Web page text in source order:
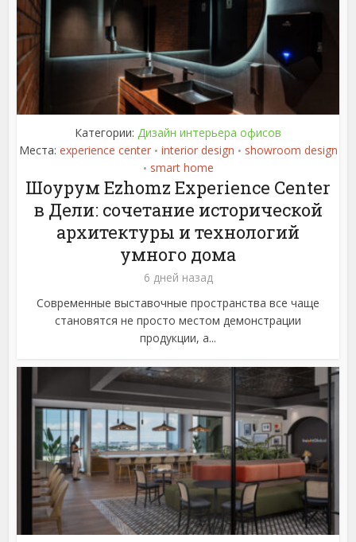
Категории: Дизайн интерьера офисов
Места: experience center • interior design • showroom design
• smart home
Шоурум Ezhomz Experience Center
в Дели: сочетание исторической
архитектуры и технологий
умного дома
6 дней назад
Современные выставочные пространства все чаще
становятся не просто местом демонстрации
продукции, а...